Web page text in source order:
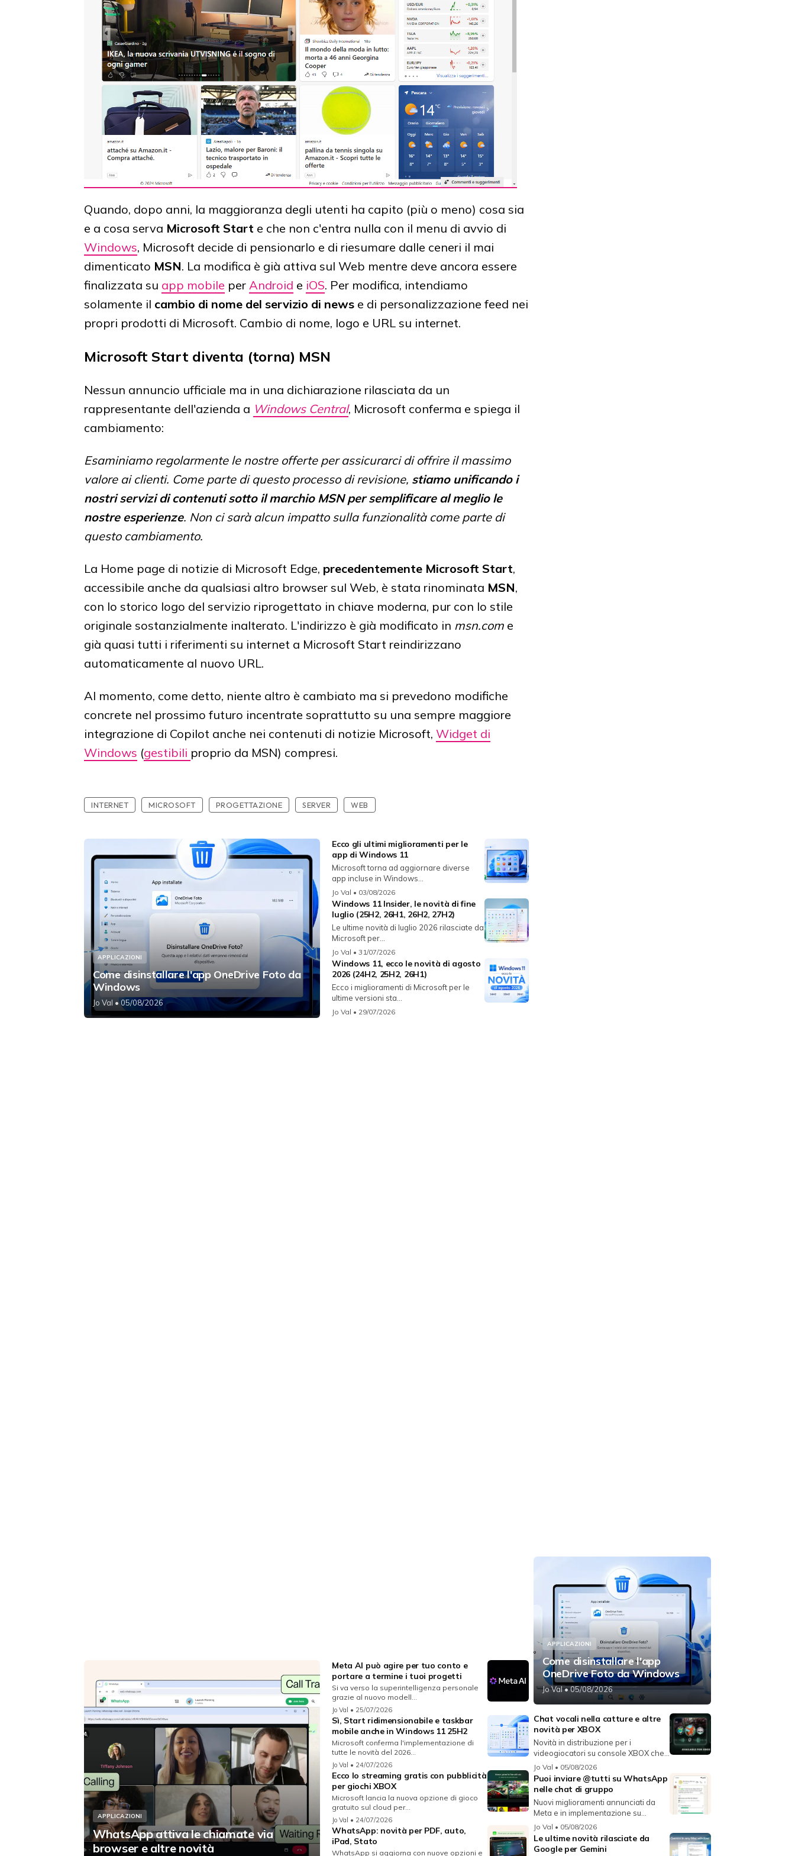
Quando, dopo anni, la maggioranza degli utenti ha capito (più o meno) cosa sia
e a cosa serva Microsoft Start e che non c'entra nulla con il menu di avvio di
Windows, Microsoft decide di pensionarlo e di riesumare dalle ceneri il mai
dimenticato MSN. La modifica è già attiva sul Web mentre deve ancora essere
finalizzata su app mobile per Android e iOS. Per modifica, intendiamo
solamente il cambio di nome del servizio di news e di personalizzazione feed nei
propri prodotti di Microsoft. Cambio di nome, logo e URL su internet.
Microsoft Start diventa (torna) MSN
Nessun annuncio ufficiale ma in una dichiarazione rilasciata da un
rappresentante dell'azienda a Windows Central, Microsoft conferma e spiega il
cambiamento:
Esaminiamo regolarmente le nostre offerte per assicurarci di offrire il massimo
valore ai clienti. Come parte di questo processo di revisione, stiamo unificando i
nostri servizi di contenuti sotto il marchio MSN per semplificare al meglio le
nostre esperienze. Non ci sarà alcun impatto sulla funzionalità come parte di
questo cambiamento.
La Home page di notizie di Microsoft Edge, precedentemente Microsoft Start,
accessibile anche da qualsiasi altro browser sul Web, è stata rinominata MSN,
con lo storico logo del servizio riprogettato in chiave moderna, pur con lo stile
originale sostanzialmente inalterato. L'indirizzo è già modificato in msn.com e
già quasi tutti i riferimenti su internet a Microsoft Start reindirizzano
automaticamente al nuovo URL.
Al momento, come detto, niente altro è cambiato ma si prevedono modifiche
concrete nel prossimo futuro incentrate soprattutto su una sempre maggiore
integrazione di Copilot anche nei contenuti di notizie Microsoft, Widget di
Windows (gestibili proprio da MSN) compresi.
INTERNET MICROSOFT PROGETTAZIONE SERVER WEB
APPLICAZIONI
Come disinstallare l'app OneDrive Foto da
Windows
Jo Val • 05/08/2026
Ecco gli ultimi miglioramenti per le
app di Windows 11
Microsoft torna ad aggiornare diverse
app incluse in Windows...
Jo Val • 03/08/2026
Windows 11 Insider, le novità di fine
luglio (25H2, 26H1, 26H2, 27H2)
Le ultime novità di luglio 2026 rilasciate da
Microsoft per...
Jo Val • 31/07/2026
Windows 11, ecco le novità di agosto
2026 (24H2, 25H2, 26H1)
Ecco i miglioramenti di Microsoft per le
ultime versioni sta...
Jo Val • 29/07/2026
APPLICAZIONI
WhatsApp attiva le chiamate via
browser e altre novità
Meta AI può agire per tuo conto e
portare a termine i tuoi progetti
Si va verso la superintelligenza personale
grazie al nuovo modell...
Jo Val • 25/07/2026
Sì, Start ridimensionabile e taskbar
mobile anche in Windows 11 25H2
Microsoft conferma l'implementazione di
tutte le novità del 2026...
Jo Val • 24/07/2026
Ecco lo streaming gratis con pubblicità
per giochi XBOX
Microsoft lancia la nuova opzione di gioco
gratuito sul cloud per...
Jo Val • 24/07/2026
WhatsApp: novità per PDF, auto,
iPad, Stato
WhatsApp si aggiorna con nuove opzioni e
APPLICAZIONI
Come disinstallare l'app
OneDrive Foto da Windows
Jo Val• 05/08/2026
Chat vocali nella catture e altre
novità per XBOX
Novità in distribuzione per i
videogiocatori su console XBOX che
migli...
Jo Val • 05/08/2026
Puoi inviare @tutti su WhatsApp
nelle chat di gruppo
Nuovi miglioramenti annunciati da
Meta e in implementazione su
WhatsAp...
Jo Val • 05/08/2026
Le ultime novità rilasciate da
Google per Gemini